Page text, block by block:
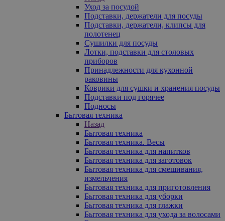
Уход за посудой
Подставки, держатели для посуды
Подставки, держатели, клипсы для
полотенец
Сушилки для посуды
Лотки, подставки для столовых
приборов
Принадлежности для кухонной
раковины
Коврики для сушки и хранения посуды
Подставки под горячее
Подносы
Бытовая техника
Назад
Бытовая техника
Бытовая техника. Весы
Бытовая техника для напитков
Бытовая техника для заготовок
Бытовая техника для смешивания,
измельчения
Бытовая техника для приготовления
Бытовая техника для уборки
Бытовая техника для глажки
Бытовая техника для ухода за волосами